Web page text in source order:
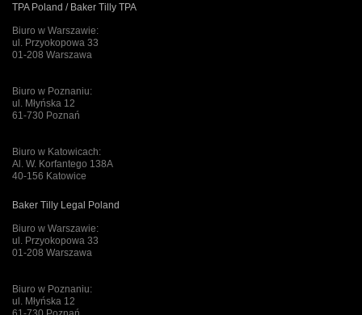
TPA Poland / Baker Tilly TPA
Biuro w Warszawie:
ul. Przyokopowa 33
01-208 Warszawa
Biuro w Poznaniu:
ul. Młyńska 12
61-730 Poznań
Biuro w Katowicach:
Al. W. Korfantego 138A
40-156 Katowice
Baker Tilly Legal Poland
Biuro w Warszawie:
ul. Przyokopowa 33
01-208 Warszawa
Biuro w Poznaniu:
ul. Młyńska 12